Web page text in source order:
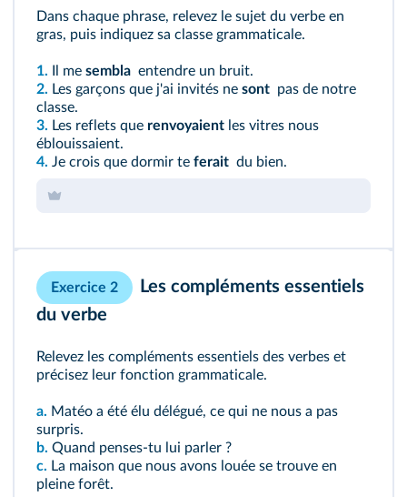
Dans chaque phrase, relevez le sujet du verbe en
gras, puis indiquez sa classe grammaticale.
1. Il me sembla entendre un bruit.
2. Les garçons que j'ai invités ne sont pas de notre
classe.
3. Les reflets que renvoyaient les vitres nous
éblouissaient.
4. Je crois que dormir te ferait du bien.
Exercice 2
Les compléments essentiels
du verbe
Relevez les compléments essentiels des verbes et
précisez leur fonction grammaticale.
a. Matéo a été élu délégué, ce qui ne nous a pas
surpris.
b. Quand penses-tu lui parler ?
c. La maison que nous avons louée se trouve en
pleine forêt.